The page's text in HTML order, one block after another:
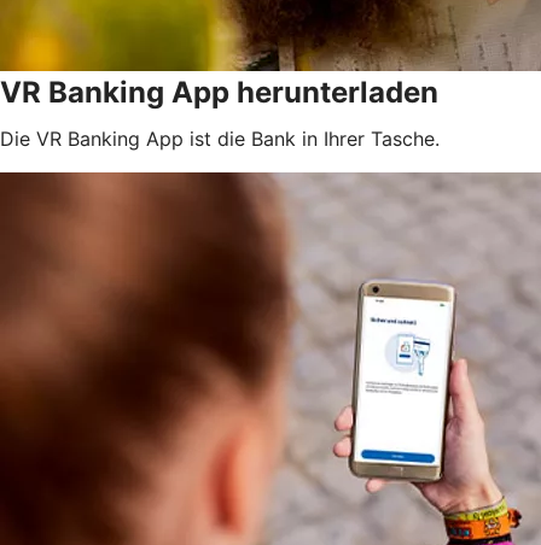
VR Banking App herunterladen
Die VR Banking App ist die Bank in Ihrer Tasche.